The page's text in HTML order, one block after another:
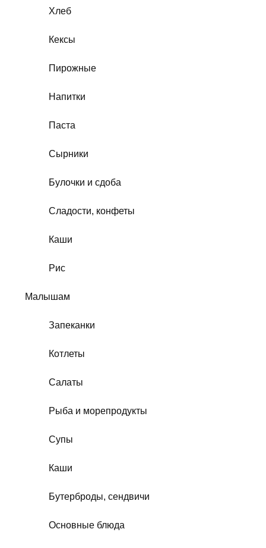
Хлеб
Кексы
Пирожные
Напитки
Паста
Сырники
Булочки и сдоба
Сладости, конфеты
Каши
Рис
Малышам
Запеканки
Котлеты
Салаты
Рыба и морепродукты
Супы
Каши
Бутерброды, сендвичи
Основные блюда